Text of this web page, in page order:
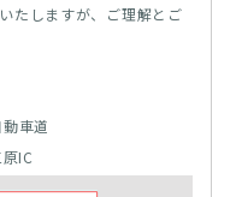
たしますが、ご理解とご
車道
IC